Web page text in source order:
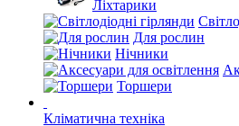
Ліхтарики
Для рослин
Нічники
Торшери
Кліматична техніка